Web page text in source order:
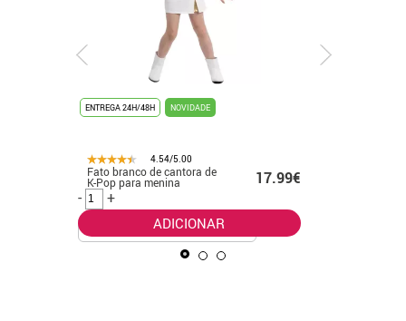
ENTREGA 24H/48H NOVIDADE
4.54/5.00
Fato branco de cantora de
K-Pop para menina
17.99€
-
+
ADICIONAR